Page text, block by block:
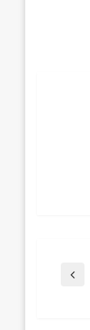
Entrada